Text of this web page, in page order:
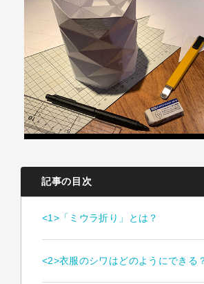
記事の目次
<1>「ミウラ折り」とは？
<2>衣服のシワはどのようにできる